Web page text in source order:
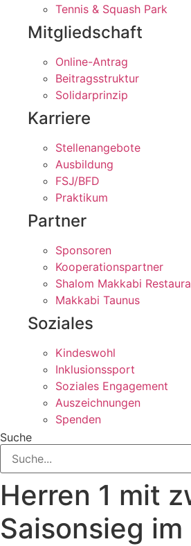
Tennis & Squash Park
Mitgliedschaft
Online-Antrag
Beitragsstruktur
Solidarprinzip
Karriere
Stellenangebote
Ausbildung
FSJ/BFD
Praktikum
Partner
Sponsoren
Kooperationspartner
Shalom Makkabi
Makkabi Taunus
Soziales
Kindeswohl
Inklusionssport
Soziales Engagement
Auszeichnungen
Spenden
Suche
Herren 1 mit
Saisonsieg